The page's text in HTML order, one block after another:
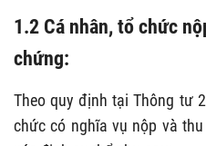
1.2 Cá nhân, tổ chức
chứng:
Theo quy định tại Thông tư
chức có nghĩa vụ nộp và thu